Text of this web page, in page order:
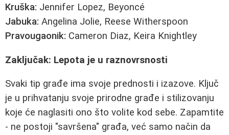
Kruška: Jennifer Lopez, Beyoncé
Jabuka: Angelina Jolie, Reese Witherspoon
Pravougaonik: Cameron Diaz, Keira Knightley
Zaključak: Lepota je u raznovrsnosti
Svaki tip građe ima svoje prednosti i izazove. Ključ
je u prihvatanju svoje prirodne građe i stilizovanju
koje će naglasiti ono što volite kod sebe. Zapamtite
- ne postoji "savršena" građa, već samo način da